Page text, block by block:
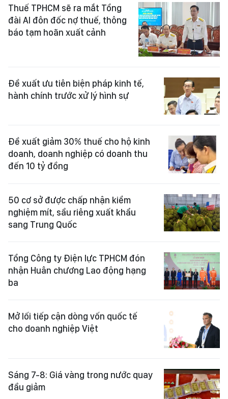
Thuế TPHCM sẽ ra mắt Tổng
đài AI đôn đốc nợ thuế, thông
báo tạm hoãn xuất cảnh
Đề xuất ưu tiên biện pháp kinh tế,
hành chính trước xử lý hình sự
Đề xuất giảm 30% thuế cho hộ kinh
doanh, doanh nghiệp có doanh thu
đến 10 tỷ đồng
50 cơ sở được chấp nhận kiểm
nghiệm mít, sầu riêng xuất khẩu
sang Trung Quốc
Tổng Công ty Điện lực TPHCM đón
nhận Huân chương Lao động hạng
ba
Mở lối tiếp cận dòng vốn quốc tế
cho doanh nghiệp Việt
Sáng 7-8: Giá vàng trong nước quay
đầu giảm